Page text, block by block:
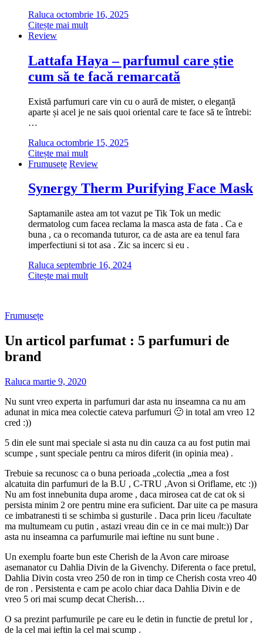
Raluca octombrie 16, 2025
Citește mai mult
Review
Lattafa Haya – parfumul care știe
cum să te facă remarcată
Există parfumuri care vin cu o aură de mister, o eleganță
aparte și acel je ne sais quoi oriental care te face să te întrebi:
…
Raluca octombrie 15, 2025
Citește mai mult
Frumusețe Review
Synergy Therm Purifying Face Mask
Saptamanile astea am tot vazut pe Tik Tok un medic
dermatolog cum facea reclama la masca asta de fata . Ca e
buna , ca o recomanda tuturor, ca de asta are ea tenul fara
imperfectiuni si tot asa . Zic sa incerc si eu .
Raluca septembrie 16, 2024
Citește mai mult
Frumusețe
Un articol parfumat : 5 parfumuri de
brand
Raluca martie 9, 2020
Nu sunt vreo experta in parfumuri dar asta nu inseamna ca nu am
adunat in mica mea colectie cateva parfumuri 🙂 in total am vreo 12
cred :))
5 din ele sunt mai speciale si asta nu din cauza ca au fost putin mai
scumpe , sunt speciale pentru ca miros diferit (in opinia mea) .
Trebuie sa recunosc ca o buna perioada „colectia „mea a fost
alcatuita din parfumuri de la B.U , C-TRU ,Avon si Oriflame, etc :))
Nu am fost innebunita dupa arome , daca mirosea cat de cat ok si
persista minim 2 ore pentru mine era suficient. Dar uite ca pe masura
ce imbatranesti ti se schimba si gusturile . Daca prin liceu /facultate
ma multumeam cu putin , astazi vreau din ce in ce mai mult:)) Dar
asta nu inseamna ca parfumurile mai ieftine nu sunt bune .
Un exemplu foarte bun este Cherish de la Avon care miroase
asemanator cu Dahlia Divin de la Givenchy. Diferenta o face pretul,
Dahlia Divin costa vreo 250 de ron in timp ce Cherish costa vreo 40
de ron . Persistenta e cam pe acolo chiar daca Dahlia Divin e de
vreo 5 ori mai scump decat Cherish…
O sa prezint parfumurile pe care eu le detin in functie de pretul lor ,
de la cel mai ieftin la cel mai scump .